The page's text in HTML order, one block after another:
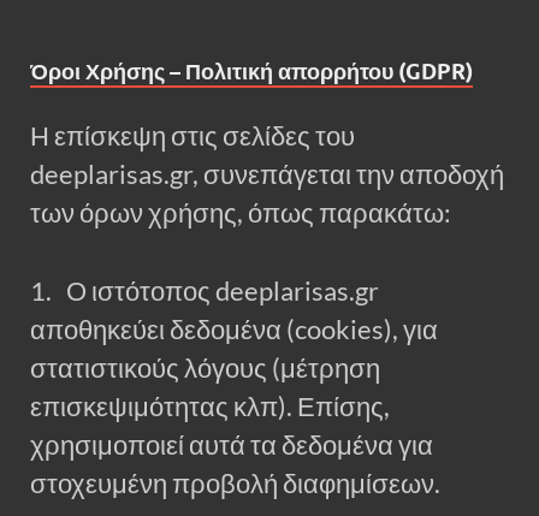
Όροι Χρήσης – Πολιτική απορρήτου (GDPR)
Η επίσκεψη στις σελίδες του
deeplarisas.gr, συνεπάγεται την αποδοχή
των όρων χρήσης, όπως παρακάτω:
1. Ο ιστότοπος deeplarisas.gr
αποθηκεύει δεδομένα (cookies), για
στατιστικούς λόγους (μέτρηση
επισκεψιμότητας κλπ). Επίσης,
χρησιμοποιεί αυτά τα δεδομένα για
στοχευμένη προβολή διαφημίσεων.